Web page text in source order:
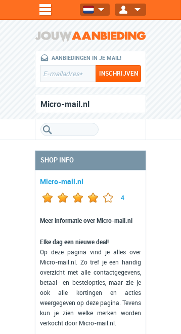
AANBIEDINGEN IN JE MAIL!
Micro-mail.nl
SHOP INFO
Micro-mail.nl
4
Meer informatie over Micro-mail.nl
Elke dag een nieuwe deal!
Op deze pagina vind je alles over
Micro-mail.nl. Zo tref je een handig
overzicht met alle contactgegevens,
betaal- en bestelopties, maar zie je
ook alle kortingen en acties
weergegeven op deze pagina. Tevens
kun je zien welke merken worden
verkocht door Micro-mail.nl.